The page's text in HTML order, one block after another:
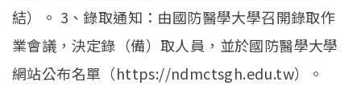
結）。 3、錄取通知：由國防醫學大學召開錄取作
業會議，決定錄（備）取人員，並於國防醫學大學
網站公布名單（https://ndmctsgh.edu.tw）。